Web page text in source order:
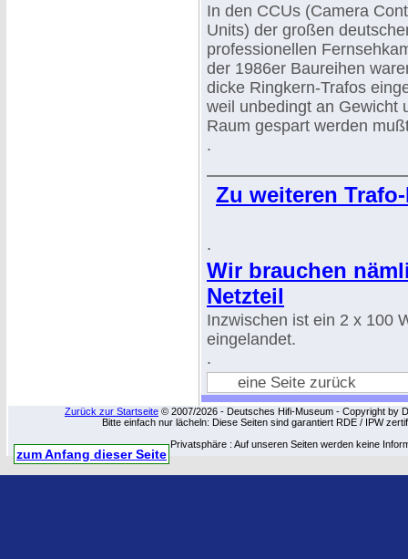
In den CCUs (Camera
Units) der großen
professionellen
der 1986er Baureihen
dicke Ringkern-Trafos
weil unbedingt an Gewicht
Raum gespart werden
.
Zu weiteren
.
Wir brauchen
Netzteil
Inzwischen ist ein 2 x 100
eingelandet.
.
eine Seite zurück
Zurück zur Startseite © 2007/2026 - Deutsches Hifi-Museum - Copyright by
Bitte einfach nur lächeln: Diese Seiten sind garantiert RDE / IPW
Privatsphäre : Auf unseren Seiten werden keine
zum Anfang dieser Seite